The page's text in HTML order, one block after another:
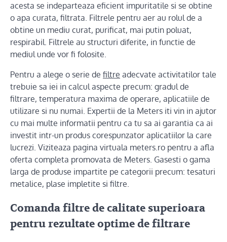
acesta se indeparteaza eficient impuritatile si se obtine
o apa curata, filtrata. Filtrele pentru aer au rolul de a
obtine un mediu curat, purificat, mai putin poluat,
respirabil. Filtrele au structuri diferite, in functie de
mediul unde vor fi folosite.
Pentru a alege o serie de filtre adecvate activitatilor tale
trebuie sa iei in calcul aspecte precum: gradul de
filtrare, temperatura maxima de operare, aplicatiile de
utilizare si nu numai. Expertii de la Meters iti vin in ajutor
cu mai multe informatii pentru ca tu sa ai garantia ca ai
investit intr-un produs corespunzator aplicatiilor la care
lucrezi. Viziteaza pagina virtuala meters.ro pentru a afla
oferta completa promovata de Meters. Gasesti o gama
larga de produse impartite pe categorii precum: tesaturi
metalice, plase impletite si filtre.
Comanda filtre de calitate superioara
pentru rezultate optime de filtrare